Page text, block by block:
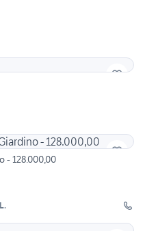
- 128.000,00